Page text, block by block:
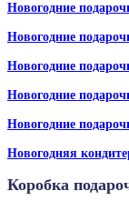
Новогодние
Новогодние
Новогодние
Новогодние
Новогодние
Новогодняя
Коробка